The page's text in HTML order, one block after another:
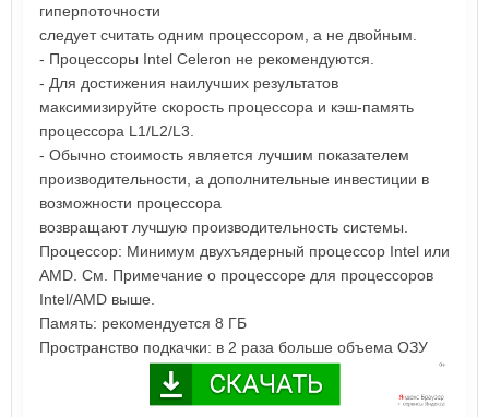
гиперпоточности
следует считать одним процессором, а не двойным.
- Процессоры Intel Celeron не рекомендуются.
- Для достижения наилучших результатов
максимизируйте скорость процессора и кэш-память
процессора L1/L2/L3.
- Обычно стоимость является лучшим показателем
производительности, а дополнительные инвестиции в
возможности процессора
возвращают лучшую производительность системы.
Процессор: Минимум двухъядерный процессор Intel или
AMD. См. Примечание о процессоре для процессоров
Intel/AMD выше.
Память: рекомендуется 8 ГБ
Пространство подкачки: в 2 раза больше объема ОЗУ